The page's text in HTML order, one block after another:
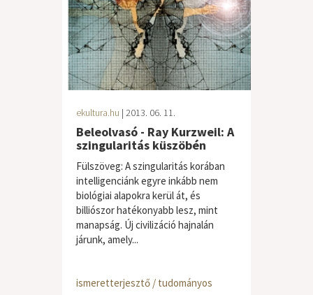
ekultura.hu | 2013. 06. 11.
Beleolvasó - Ray Kurzweil: A
szingularitás küszöbén
Fülszöveg: A szingularitás korában
intelligenciánk egyre inkább nem
biológiai alapokra kerül át, és
billiószor hatékonyabb lesz, mint
manapság. Új civilizáció hajnalán
járunk, amely...
ismeretterjesztő / tudományos